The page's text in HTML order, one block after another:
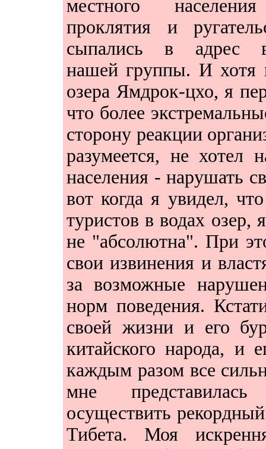
местного
проклятия и
сыпались в адрес
нашей группы. И хотя
озера Ямдрок-цхо, я
что более
сторону реакции
разумеется, не хотел
населения - нарушать
вот когда я увидел,
туристов в водах озер,
не "абсолютна". При
свои извинения и
за возможные
норм поведения.
своей жизни и его
китайского народа, и
каждым разом все
мне
осуществить
Тибета. Моя